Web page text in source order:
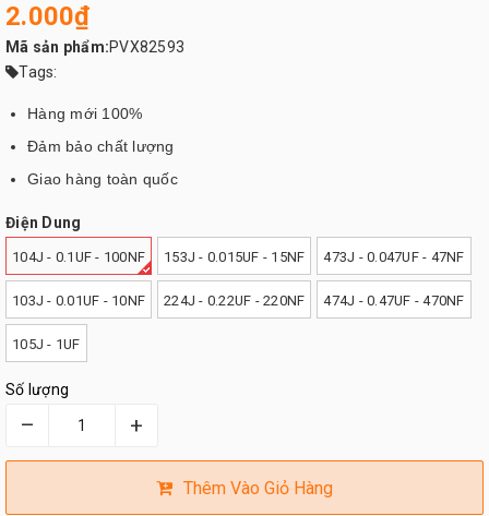
2.000₫
Mã sản phẩm:PVX82593
Tags:
Hàng mới 100%
Đảm bảo chất lượng
Giao hàng toàn quốc
Điện Dung
104J - 0.1UF - 100NF 153J - 0.015UF - 15NF 473J - 0.047UF - 47NF
103J - 0.01UF - 10NF 224J - 0.22UF - 220NF 474J - 0.47UF - 470NF
105J - 1UF
Số lượng
– +
Thêm Vào Giỏ Hàng